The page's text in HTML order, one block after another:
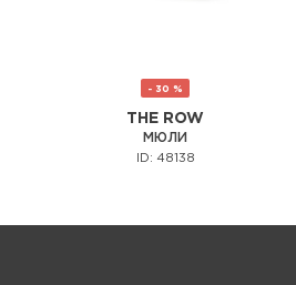
- 30 %
THE ROW
МЮЛИ
ID: 48138